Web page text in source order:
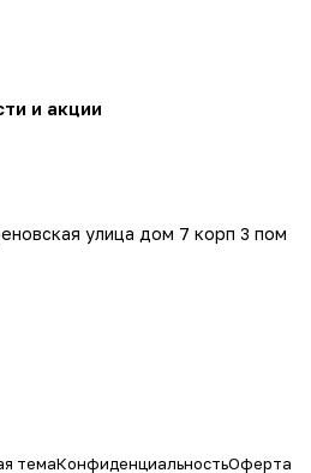
и акции
улица дом 7 корп 3 пом
темаКонфиденциальностьОферта